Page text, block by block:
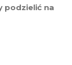
podzielić na